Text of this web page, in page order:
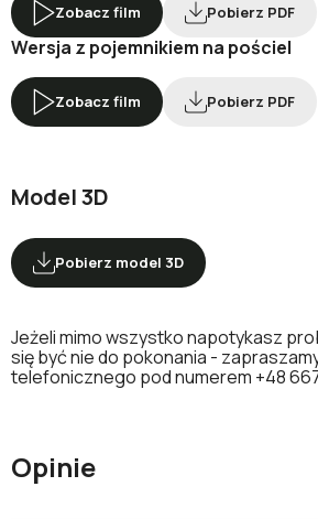
Zobacz film Pobierz PDF
Wersja z pojemnikiem na pościel
Zobacz film Pobierz PDF
Model 3D
Pobierz model 3D
Jeżeli mimo wszystko napotykasz
się być nie do pokonania -
telefonicznego pod numerem +48
Opinie